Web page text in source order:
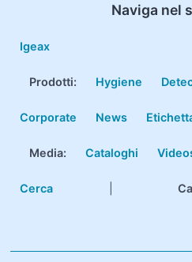
Naviga nel
Igeax
Prodotti: Hygiene
Corporate News
Media: Cataloghi
Cerca